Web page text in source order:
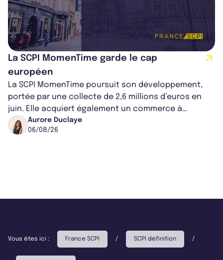
La SCPI MomenTime garde le cap
européen
La SCPI MomenTime poursuit son développement,
portée par une collecte de 2,6 millions d’euros en
juin. Elle acquiert également un commerce à
Worcester, place une plateforme logisti...
Aurore Duclaye
06/08/26
Vous êtes ici : France SCPI / SCPI définition /